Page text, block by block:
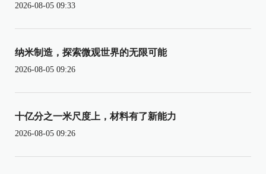
2026-08-05 09:33
纳米制造，探索微观世界的无限可能
2026-08-05 09:26
十亿分之一米尺度上，材料有了新能力
2026-08-05 09:26